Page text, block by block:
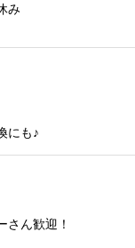
み
にも♪
さん歓迎！